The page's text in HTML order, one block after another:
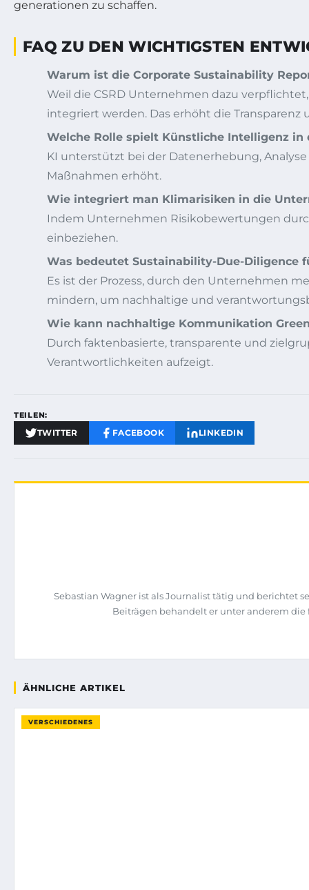
FAQ ZU DEN WICHTIGSTEN
Warum ist die Corporate Sustainability
Weil die CSRD Unternehmen dazu
integriert werden. Das erhöht die
Welche Rolle spielt Künstliche Intelligenz in
KI unterstützt bei der Datenerhebung,
Maßnahmen erhöht.
Wie integriert man Klimarisiken in die
Indem Unternehmen Risikobewertungen
einbeziehen.
Was bedeutet Sustainability-Due-Diligence
Es ist der Prozess, durch den Unternehmen
mindern, um nachhaltige und
Wie kann nachhaltige Kommunikation
Durch faktenbasierte, transparente und
Verantwortlichkeiten aufzeigt.
TEILEN:
TWITTER FACEBOOK LINKEDIN
Sebastian Wagner ist als Journalist tätig und berichtet
Beiträgen behandelt er unter anderem
ÄHNLICHE ARTIKEL
VERSCHIEDENES